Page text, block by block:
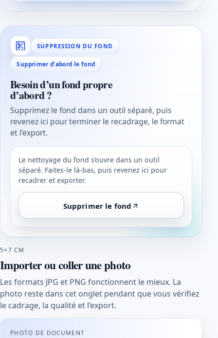
SUPPRESSION DU FOND
Supprimer d’abord le fond
Besoin d’un fond propre
d’abord ?
Supprimez le fond dans un outil séparé, puis
revenez ici pour terminer le recadrage, le format
et l’export.
Le nettoyage du fond s’ouvre dans un outil
séparé. Faites-le là-bas, puis revenez ici pour
recadrer et exporter.
Supprimer le fond
5×7 CM
Importer ou coller une photo
Les formats JPG et PNG fonctionnent le mieux. La
photo reste dans cet onglet pendant que vous vérifiez
le cadrage, la qualité et l’export.
PHOTO DE DOCUMENT